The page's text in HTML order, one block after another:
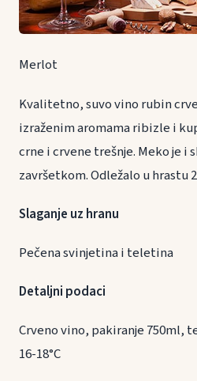
Merlot
Kvalitetno, suvo vino rubin
izraženim aromama ribizle i
crne i crvene trešnje. Meko je i
završetkom. Odležalo u hrastu
Slaganje uz hranu
Pečena svinjetina i teletina
Detaljni podaci
Crveno vino, pakiranje 750ml,
16-18°C